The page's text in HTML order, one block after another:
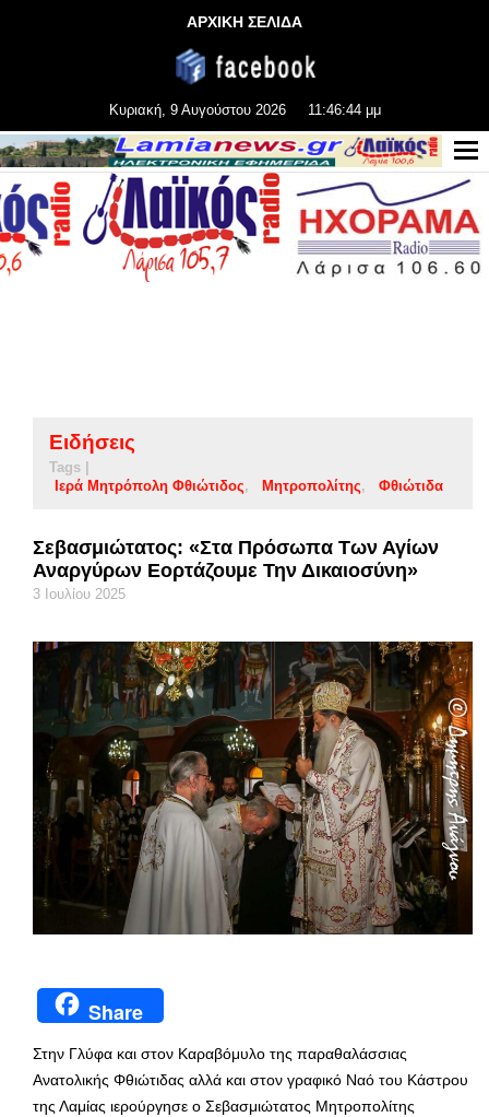
ΑΡΧΙΚΗ ΣΕΛΙΔΑ
Κυριακή, 9 Αυγούστου 2026 11:46:45 μμ
Ειδήσεις
Tags |
Ιερά Μητρόπολη Φθιώτιδος
Μητροπολίτης Φθιώτιδα
Σεβασμιώτατος: «Στα Πρόσωπα Των Αγίων
Αναργύρων Εορτάζουμε Την Δικαιοσύνη»
3 Ιουλίου 2025
Share
Στην Γλύφα και στον Καραβόμυλο της παραθαλάσσιας
Ανατολικής Φθιώτιδας αλλά και στον γραφικό Ναό του Κάστρου
της Λαμίας ιερούργησε ο Σεβασμιώτατος Μητροπολίτης